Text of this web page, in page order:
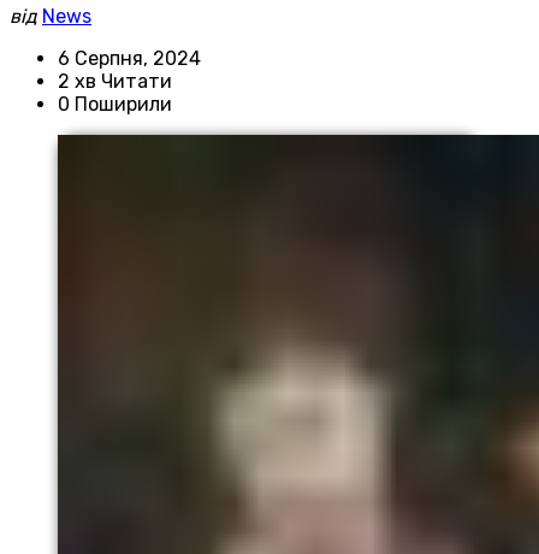
від News
6 Серпня, 2024
2 хв Читати
0 Поширили